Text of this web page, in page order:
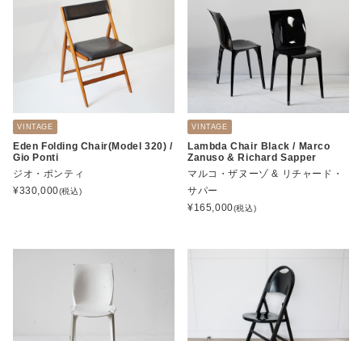
VINTAGE
Eden Folding Chair(Model 320) /
Gio Ponti
ジオ・ポンティ
¥330,000(税込)
VINTAGE
Lambda Chair Black / Marco
Zanuso & Richard Sapper
マルコ・ザヌーゾ & リチャード・
サパー
¥165,000(税込)